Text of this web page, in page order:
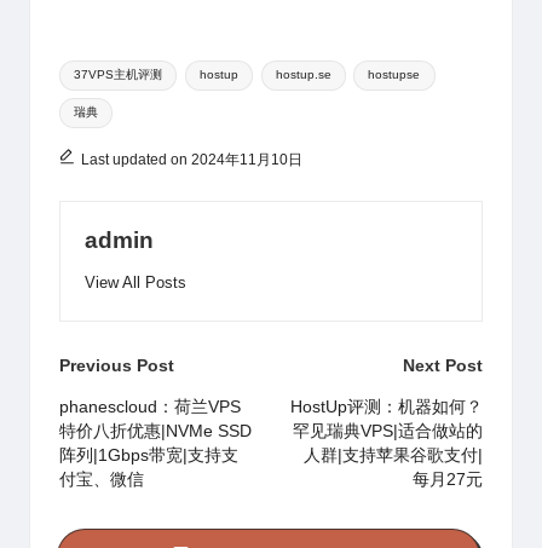
C
h
at
W
ei
o
b
a
A
p
e
b
o
a
d
e
Tags:
37VPS主机评测 hostup hostup.se hostupse
瑞典
Last updated on 2024年11月10日
admin
View All Posts
Post
navigation
Previous Post
phanescloud：荷兰VPS
特价八折优惠|NVMe SSD
阵列|1Gbps带宽|支持支
付宝、微信
Next Post
HostUp评测：机器如何？
罕见瑞典VPS|适合做站的
人群|支持苹果谷歌支付|
每月27元